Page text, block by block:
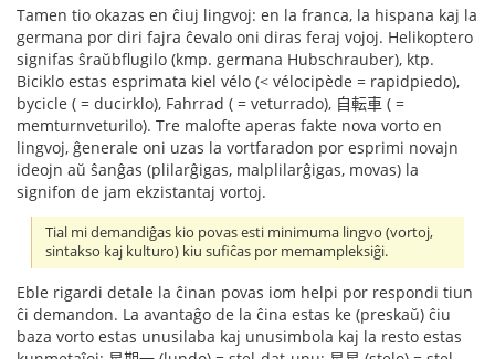
Tamen tio okazas en ĉiuj lingvoj: en la franca, la hispana kaj la
germana por diri fajra ĉevalo oni diras feraj vojoj. Helikoptero
signifas ŝraŭbflugilo (kmp. germana Hubschrauber), ktp.
Biciklo estas esprimata kiel vélo (< vélocipède = rapidpiedo),
bycicle ( = ducirklo), Fahrrad ( = veturrado), 自転車 ( =
memturnveturilo). Tre malofte aperas fakte nova vorto en
lingvoj, ĝenerale oni uzas la vortfaradon por esprimi novajn
ideojn aŭ ŝanĝas (plilarĝigas, malplilarĝigas, movas) la
signifon de jam ekzistantaj vortoj.
Tial mi demandiĝas kio povas esti minimuma lingvo (vortoj,
sintakso kaj kulturo) kiu sufiĉas por memampleksiĝi.
Eble rigardi detale la ĉinan povas iom helpi por respondi tiun
ĉi demandon. La avantaĝo de la ĉina estas ke (preskaŭ) ĉiu
baza vorto estas unusilaba kaj unusimbola kaj la resto estas